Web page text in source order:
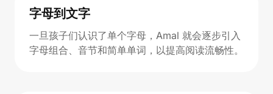
字母到文字
一旦孩子们认识了单个字母，Amal 就会逐步引入
字母组合、音节和简单单词，以提高阅读流畅性。